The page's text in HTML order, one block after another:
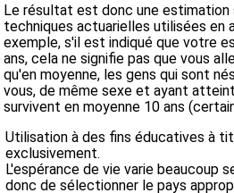
Le résultat est donc une
techniques actuarielles utilisées en
exemple, s'il est indiqué que votre
ans, cela ne signifie pas que vous
qu'en moyenne, les gens qui sont
vous, de même sexe et ayant
survivent en moyenne 10 ans
Utilisation à des fins éducatives à
exclusivement.
L'espérance de vie varie beaucoup
donc de sélectionner le pays